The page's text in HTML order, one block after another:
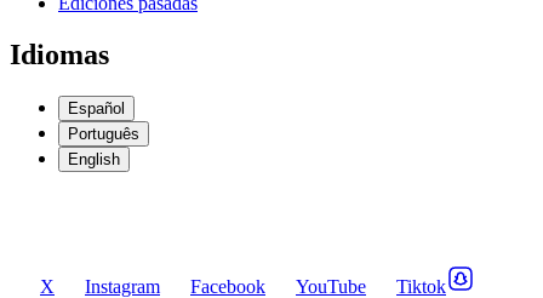
Idiomas
Español
Português
English
X Instagram Facebook YouTube
Tiktok